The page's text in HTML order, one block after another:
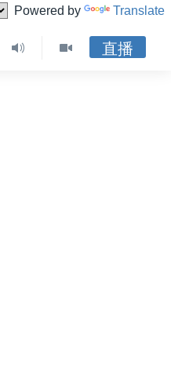
Powered by Translate
直播